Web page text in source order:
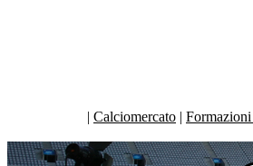
| Calciomercato |